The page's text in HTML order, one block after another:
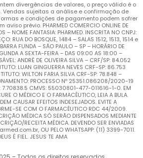
divergências de valores, o preço válido é o
Vendas sujeitas a análise e confirmação de
e condições de pagamento podem sofrer
prévio. PHARMED COMERCIO ONLINE DE
– NOME FANTASIA: PHARMED. INSCRITA NO CNPJ:
RUA DO BOSQUE, 1484 – SALAS 1512, 1513, 1514 e
FUNDA – SÃO PAULO – SP – HORÁRIO DE
A SEXTA-FEIRA – DAS 09:00 AS 18:00 –
ANDRÉ DE OLIVEIRA SILVA – CRF/SP: 84.052
LUAN GINGUERRA NEVES CRF-SP: 86.753
WILTON FARIA SILVA CRF-SP: 78.848 –
PROCESSO Nº 25351.086208/2020-19
7.70838.5 CMVS: 55030801-477-011616-1-0. EM
O MÉDICO E O FARMACÊUTICO, LEIA A BULA.
CAUSAR EFEITOS INDESEJADOS. EVITE A
SE COM O FARMACÊUTICO RDC 44/2009.
MÉDICA SÓ SERÃO DISPENSADOS MEDIANTE
RECEITA MÉDICA. DEVENDO SER ENVIADAS
OU PELO WHATSAPP: (11) 3399-7011.
É FIEL. JESUS TE AMA